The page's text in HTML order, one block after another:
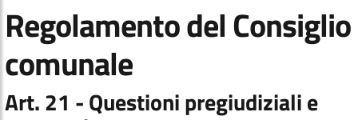
Regolamento del Consiglio
comunale
Art. 21 - Questioni pregiudiziali e